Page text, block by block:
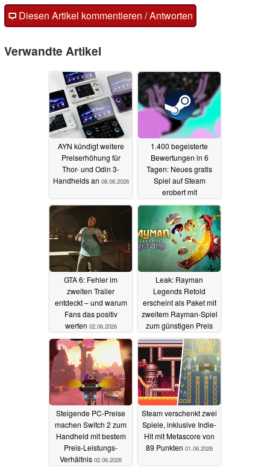
Diesen Artikel kommentieren / Antworten
Verwandte Artikel
AYN kündigt weitere
Preiserhöhung für
Thor- und Odin 3-
Handhelds an 08.06.2026
1.400 begeisterte
Bewertungen in 6
Tagen: Neues gratis
Spiel auf Steam
erobert mit
einzigartiger Mechanik
die Charts 03.06.2026
GTA 6: Fehler im
zweiten Trailer
entdeckt – und warum
Fans das positiv
werten 02.06.2026
Leak: Rayman
Legends Retold
erscheint als Paket mit
zweitem Rayman-Spiel
zum günstigen Preis
02.06.2026
Steigende PC-Preise
machen Switch 2 zum
Handheld mit bestem
Preis-Leistungs-
Verhältnis 02.06.2026
Steam verschenkt zwei
Spiele, inklusive Indie-
Hit mit Metascore von
89 Punkten 01.06.2026